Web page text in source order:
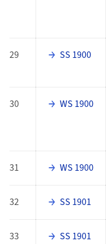
29 SS 1900
30 WS 1900
31 WS 1900
32 SS 1901
33 SS 1901